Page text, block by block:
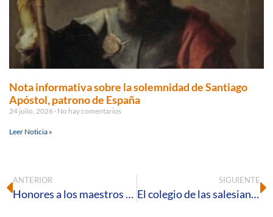
Nota informativa sobre la solemnidad de Santiago
Apóstol, patrono de España
24 julio, 2026 No hay comentarios
Leer Noticia »
ANTERIOR
Honores a los maestros jubilados en la festividad del patrón
SIGUIENTE
El colegio de las salesianas de Valverde acoge una jornada vocacional